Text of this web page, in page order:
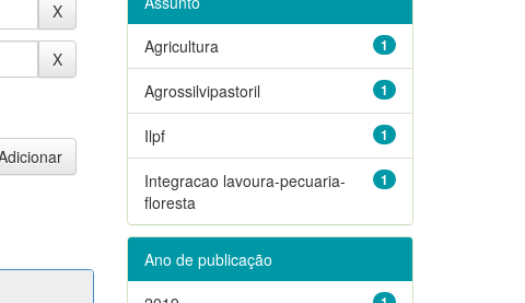
1
Agricultura
1
Agrossilvipastoril
1
Ilpf
1
Integracao lavoura-pecuaria-
floresta
Ano de publicação